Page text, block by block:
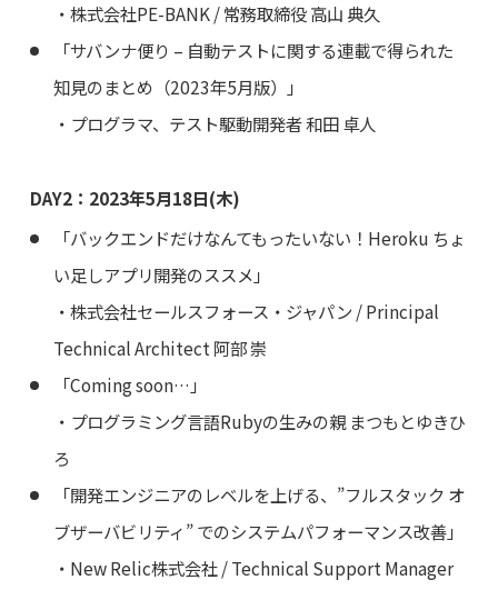
・株式会社PE-BANK / 常務取締役 高山 典久
「サバンナ便り – 自動テストに関する連載で得られた
知見のまとめ（2023年5月版）」
・プログラマ、テスト駆動開発者 和田 卓人
DAY2：2023年5月18日(木)
「バックエンドだけなんてもったいない！Heroku ちょ
い足しアプリ開発のススメ」
・株式会社セールスフォース・ジャパン / Principal
Technical Architect 阿部 崇
「Coming soon…」
・プログラミング言語Rubyの生みの親 まつもとゆきひ
ろ
「開発エンジニアのレベルを上げる、”フルスタック オ
ブザーバビリティ” でのシステムパフォーマンス改善」
・New Relic株式会社 / Technical Support Manager